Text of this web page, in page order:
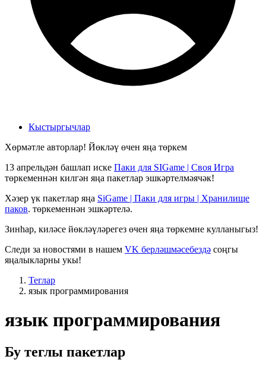
Кыстыргычлар
Хөрмәтле авторлар! Йөкләү өчен яңа төркем
13 апрельдән башлап иске Паки для SIGame | Своя Игра
төркеменнән килгән яңа пакетлар эшкәртелмәячәк!
Хәзер үк пакетлар яңа SiGame | Паки для игры | Хранилище
паков. төркеменнән эшкәртелә.
Зинһар, киләсе йөкләүләрегез өчен яңа төркемне кулланыгыз!
Следи за новостями в нашем VK берләшмәсебездә соңгы
яңалыкларны укы!
Теглар
язык программирования
язык программирования
Бу теглы пакетлар